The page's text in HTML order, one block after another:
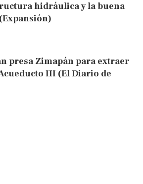
hidráulica y la buena
presa Zimapán para extraer
III (El Diario de